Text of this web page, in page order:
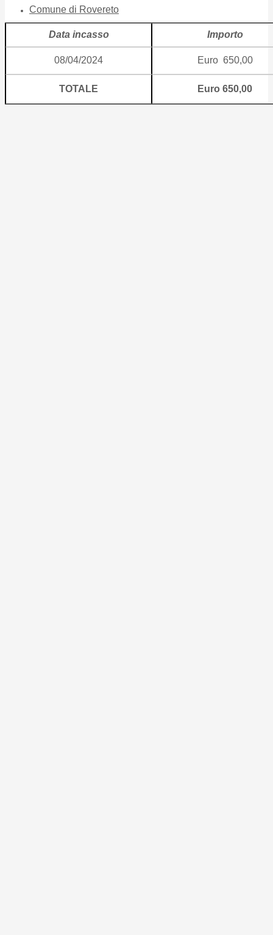
Comune di Rovereto
Data incasso Importo
08/04/2024 Euro 650,00
TOTALE Euro 650,00